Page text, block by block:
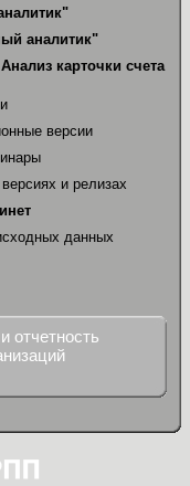
аналитик"
карточки счета
версии
и релизах
данных
отчетность